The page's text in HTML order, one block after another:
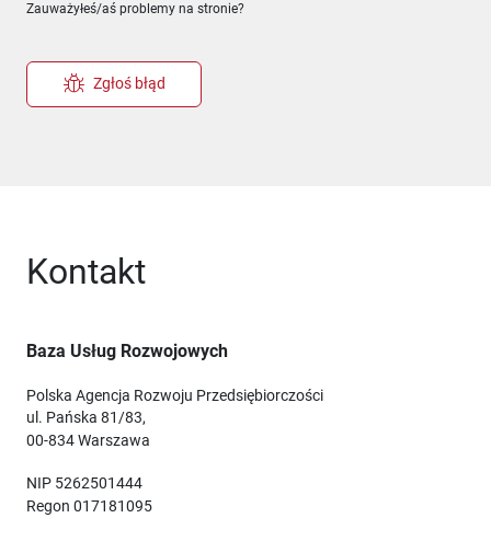
Zauważyłeś/aś problemy na stronie?
Zgłoś błąd
Kontakt
Baza Usług Rozwojowych
Polska Agencja Rozwoju Przedsiębiorczości
ul. Pańska 81/83,
00-834 Warszawa
NIP 5262501444
Regon 017181095